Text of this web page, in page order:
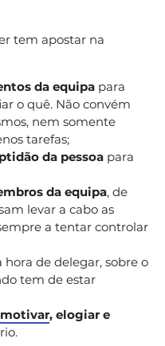
tem apostar na
da equipa para
o quê. Não convém
nem somente
tarefas;
da pessoa para
da equipa, de
levar a cabo as
a tentar controlar
hora de delegar, sobre o
tem de estar
motivar, elogiar e